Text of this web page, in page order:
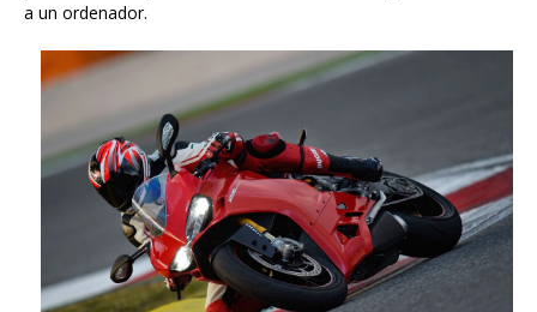
a un ordenador.